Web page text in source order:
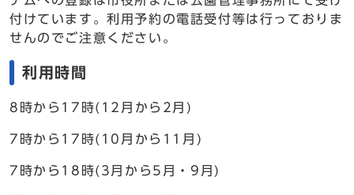
付けています。利用予約の電話受付等は行っておりま
せんのでご注意ください。
利用時間
8時から17時(12月から2月)
7時から17時(10月から11月)
7時から18時(3月から5月・9月)